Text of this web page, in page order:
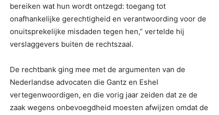
bereiken wat hun wordt ontzegd: toegang tot
onafhankelijke gerechtigheid en verantwoording voor de
onuitsprekelijke misdaden tegen hen,” vertelde hij
verslaggevers buiten de rechtszaal.
De rechtbank ging mee met de argumenten van de
Nederlandse advocaten die Gantz en Eshel
vertegenwoordigen, en die vorig jaar zeiden dat ze de
zaak wegens onbevoegdheid moesten afwijzen omdat de